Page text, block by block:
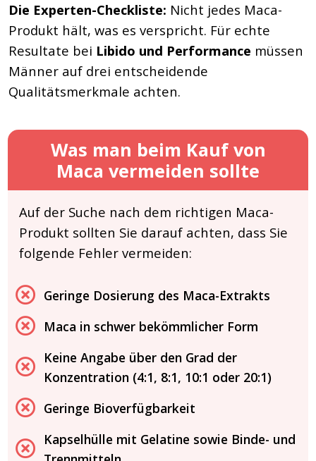
Die Experten-Checkliste: Nicht jedes Maca-
Produkt hält, was es verspricht. Für echte
Resultate bei Libido und Performance müssen
Männer auf drei entscheidende
Qualitätsmerkmale achten.
Was man beim Kauf von
Maca vermeiden sollte
Auf der Suche nach dem richtigen Maca-
Produkt sollten Sie darauf achten, dass Sie
folgende Fehler vermeiden:
Geringe Dosierung des Maca-Extrakts
Maca in schwer bekömmlicher Form
Keine Angabe über den Grad der
Konzentration (4:1, 8:1, 10:1 oder 20:1)
Geringe Bioverfügbarkeit
Kapselhülle mit Gelatine sowie Binde- und